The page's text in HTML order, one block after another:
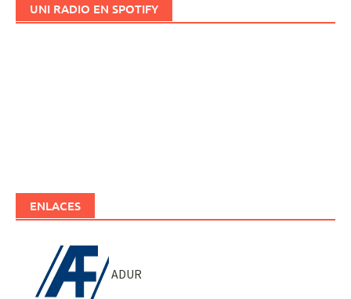
UNI RADIO EN SPOTIFY
ENLACES
ADUR